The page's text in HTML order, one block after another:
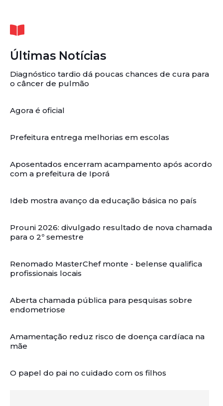
Últimas Notícias
Diagnóstico tardio dá poucas chances de cura para
o câncer de pulmão
Agora é oficial
Prefeitura entrega melhorias em escolas
Aposentados encerram acampamento após acordo
com a prefeitura de Iporá
Ideb mostra avanço da educação básica no país
Prouni 2026: divulgado resultado de nova chamada
para o 2º semestre
Renomado MasterChef monte - belense qualifica
profissionais locais
Aberta chamada pública para pesquisas sobre
endometriose
Amamentação reduz risco de doença cardíaca na
mãe
O papel do pai no cuidado com os filhos